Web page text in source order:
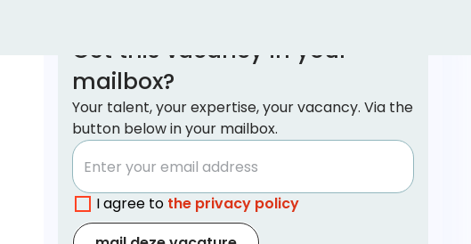
Get this vacancy in your
mailbox?
Your talent, your expertise, your vacancy. Via the
button below in your mailbox.
I agree to the privacy policy